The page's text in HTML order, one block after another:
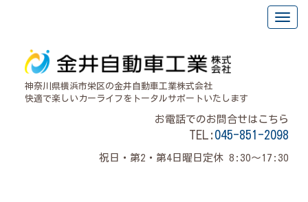
神奈川県横浜市栄区の金井自動車工業株式会社
快適で楽しいカーライフをトータルサポートいたします
お電話でのお問合せはこちら
TEL: 045-851-2098
祝日・第2・第4日曜日定休 8:30～17:30